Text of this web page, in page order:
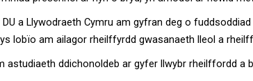
a Llywodraeth Cymru am gyfran deg o
lobïo am ailagor rheilffyrdd gwasanaeth lleol a
astudiaeth ddichonoldeb ar gyfer llwybr rheilffordd a